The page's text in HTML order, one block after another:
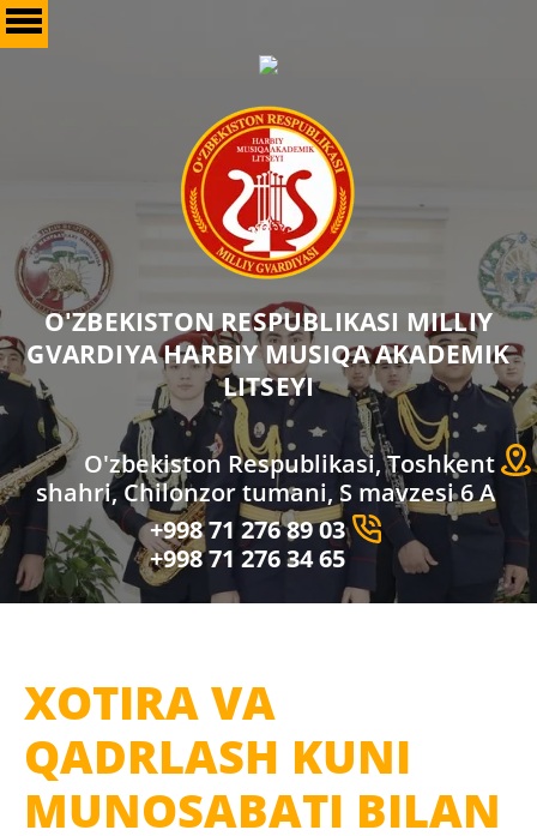
O'ZBEKISTON RESPUBLIKASI MILLIY
GVARDIYA HARBIY MUSIQA AKADEMIK
LITSEYI
O'zbekiston Respublikasi, Toshkent
shahri, Chilonzor tumani, S mavzesi 6 A
+998 71 276 89 03
+998 71 276 34 65
XOTIRA VA
QADRLASH KUNI
MUNOSABATI BILAN